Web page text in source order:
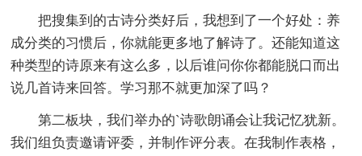
把搜集到的古诗分类好后，我想到了一个好处：养
成分类的习惯后，你就能更多地了解诗了。还能知道这
种类型的诗原来有这么多，以后谁问你你都能脱口而出
说几首诗来回答。学习那不就更加深了吗？
第二板块，我们举办的`诗歌朗诵会让我记忆犹新。
我们组负责邀请评委，并制作评分表。在我制作表格，